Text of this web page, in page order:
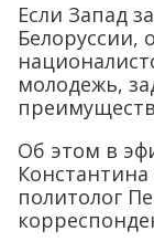
Если Запад
Белоруссии,
молодежь,
Об этом в
политолог